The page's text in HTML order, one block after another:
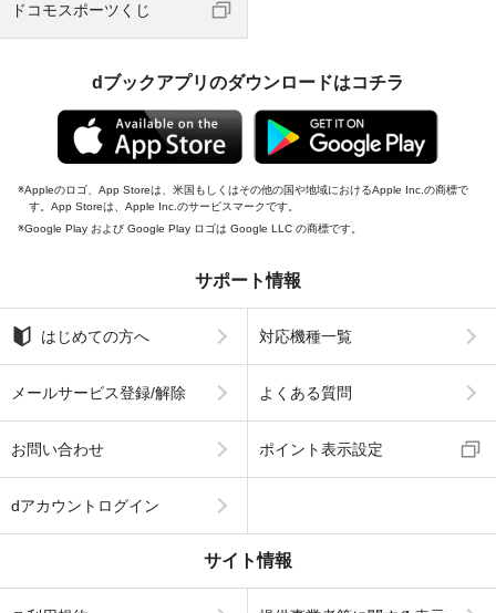
ドコモスポーツくじ
dブックアプリのダウンロードはコチラ
Appleのロゴ、App Storeは、米国もしくはその他の国や地域におけるApple Inc.の商標で
す。App Storeは、Apple Inc.のサービスマークです。
Google Play および Google Play ロゴは Google LLC の商標です。
サポート情報
はじめての方へ 対応機種一覧
メールサービス登録/解除 よくある質問
お問い合わせ ポイント表示設定
dアカウントログイン
サイト情報